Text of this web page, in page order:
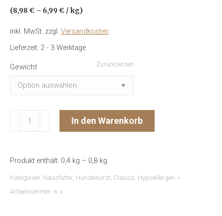
(8,98€ – 6,99€ / kg)
inkl. MwSt. zzgl. Versandkosten
Lieferzeit: 2 - 3 Werktage
Gewicht Zurücksetzen
Hundewurst
Apfel
&
Rote
In den Warenkorb
Produkt enthält: 0,4 kg – 0,8 kg
Kategorien: Nassfutter, Hundewurst, Classic, Hypoallergen
Artikelnummer: n. v.